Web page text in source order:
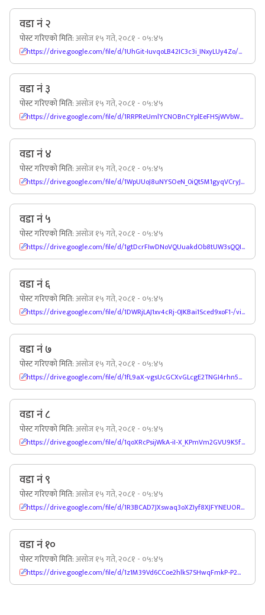
वडा नं २
पोस्ट गरिएको मिति:असोज १५ गते, २०८१ - ०५:४५
https://drive.google.com/file/d/1UhGit-IuvqoLB42IC3c3i_INxyLUy4Zo/view
वडा नं ३
पोस्ट गरिएको मिति:असोज १५ गते, २०८१ - ०५:४५
https://drive.google.com/file/d/1RRPReUmlYCNOBnCYplEeFHSjWVbWbsAG/view
वडा नं ४
पोस्ट गरिएको मिति:असोज १५ गते, २०८१ - ०५:४५
https://drive.google.com/file/d/1WpUUoJ8uNYSOeN_0iQt5M1gyqVCryJig/view
वडा नं ५
पोस्ट गरिएको मिति:असोज १५ गते, २०८१ - ०५:४५
https://drive.google.com/file/d/1gtDcrFIwDNoVQUuakdOb8tUW3sQQISQe/view
वडा नं ६
पोस्ट गरिएको मिति:असोज १५ गते, २०८१ - ०५:४५
https://drive.google.com/file/d/1DWRjLAJ1xv4cRj-0JKBai1Sced9xoF1-/view
वडा नं ७
पोस्ट गरिएको मिति:असोज १५ गते, २०८१ - ०५:४५
https://drive.google.com/file/d/1fL9aX-vgsUcGCXvGLcgE2TNGI4rhn5Pm/view
वडा नं ८
पोस्ट गरिएको मिति:असोज १५ गते, २०८१ - ०५:४५
https://drive.google.com/file/d/1qoXRcPsijWkA-iI-X_KPmVm2GVU9K5fX/view
वडा नं ९
पोस्ट गरिएको मिति:असोज १५ गते, २०८१ - ०५:४५
https://drive.google.com/file/d/1R3BCAD7JXswaq3oXZIyf8XJFYNEUORik/view
वडा नं १०
पोस्ट गरिएको मिति:असोज १५ गते, २०८१ - ०५:४५
https://drive.google.com/file/d/1z1M39Vd6CCoe2hlkS7SHwqFmkP-P2Ux4/view